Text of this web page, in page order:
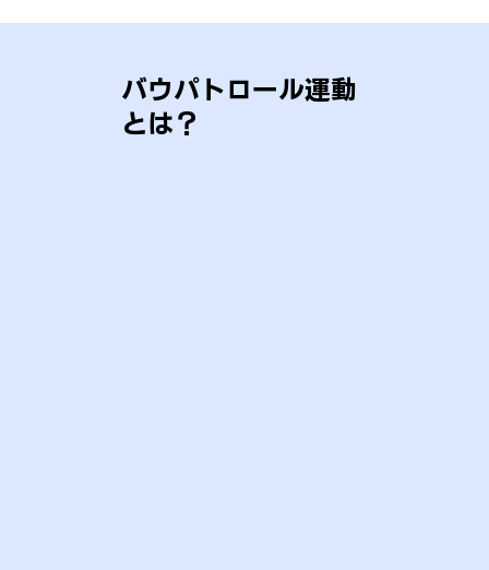
バウパトロール運動
とは？